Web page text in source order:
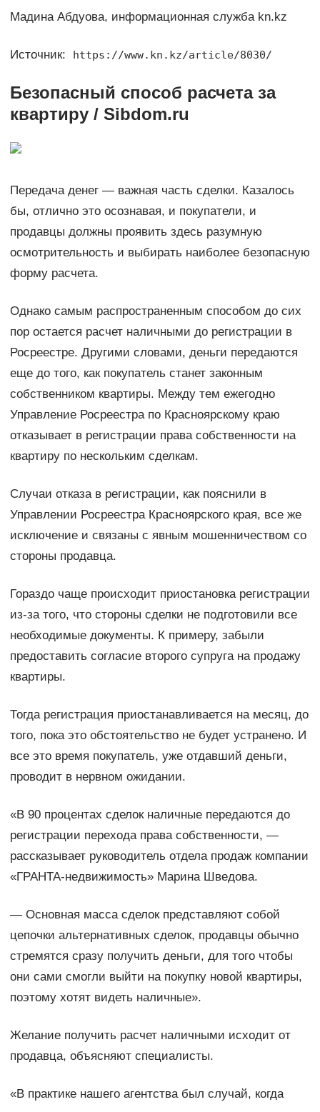
Мадина Абдуова, информационная служба kn.kz
Источник: https://www.kn.kz/article/8030/
Безопасный способ расчета за
квартиру / Sibdom.ru
Передача денег — важная часть сделки. Казалось
бы, отлично это осознавая, и покупатели, и
продавцы должны проявить здесь разумную
осмотрительность и выбирать наиболее безопасную
форму расчета.
Однако самым распространенным способом до сих
пор остается расчет наличными до регистрации в
Росреестре. Другими словами, деньги передаются
еще до того, как покупатель станет законным
собственником квартиры. Между тем ежегодно
Управление Росреестра по Красноярскому краю
отказывает в регистрации права собственности на
квартиру по нескольким сделкам.
Случаи отказа в регистрации, как пояснили в
Управлении Росреестра Красноярского края, все же
исключение и связаны с явным мошенничеством со
стороны продавца.
Гораздо чаще происходит приостановка регистрации
из-за того, что стороны сделки не подготовили все
необходимые документы. К примеру, забыли
предоставить согласие второго супруга на продажу
квартиры.
Тогда регистрация приостанавливается на месяц, до
того, пока это обстоятельство не будет устранено. И
все это время покупатель, уже отдавший деньги,
проводит в нервном ожидании.
«В 90 процентах сделок наличные передаются до
регистрации перехода права собственности, —
рассказывает руководитель отдела продаж компании
«ГРАНТА-недвижимость» Марина Шведова.
— Основная масса сделок представляют собой
цепочки альтернативных сделок, продавцы обычно
стремятся сразу получить деньги, для того чтобы
они сами смогли выйти на покупку новой квартиры,
поэтому хотят видеть наличные».
Желание получить расчет наличными исходит от
продавца, объясняют специалисты.
«В практике нашего агентства был случай, когда